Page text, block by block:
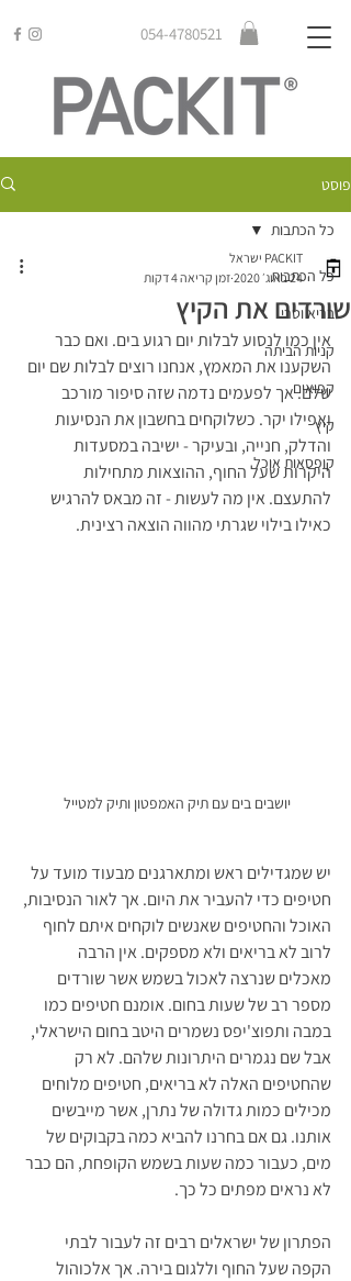
054-4780521
פוסט
כל הכתבות
בריא וטרי
קניות הביתה
קפואים
קיץ
קופסאות אוכל
כל הכתבות
שורדים את הקיץ
PACKIT ישראל
24 באוג׳ 2020
זמן קריאה 4 דקות
אין כמו לנסוע לבלות יום רגוע בים. ואם כבר
השקענו את המאמץ, אנחנו רוצים לבלות שם יום
שלם. אך לפעמים נדמה שזה סיפור מורכב
ואפילו יקר. כשלוקחים בחשבון את הנסיעות
והדלק, חנייה, ובעיקר - ישיבה במסעדות
היקרות שעל החוף, ההוצאות מתחילות
להתעצם. אין מה לעשות - זה מבאס להרגיש
כאילו בילוי שגרתי מהווה הוצאה רצינית.
יושבים בים עם תיק האמפטון ותיק למטייל
יש שמגדילים ראש ומתארגנים מבעוד מועד על
חטיפים כדי להעביר את היום. אך לאור הנסיבות,
האוכל והחטיפים שאנשים לוקחים איתם לחוף
לרוב לא בריאים ולא מספקים. אין הרבה
מאכלים שנרצה לאכול בשמש אשר שורדים
מספר רב של שעות בחום. אומנם חטיפים כמו
במבה ותפוצ'יפס נשמרים היטב בחום הישראלי,
אבל שם נגמרים היתרונות שלהם. לא רק
שהחטיפים האלה לא בריאים, חטיפים מלוחים
מכילים כמות גדולה של נתרן, אשר מייבשים
אותנו. גם אם בחרנו להביא כמה בקבוקים של
מים, כעבור כמה שעות בשמש הקופחת, הם כבר
לא נראים מפתים כל כך.
הפתרון של ישראלים רבים זה לעבור לבתי
הקפה שעל החוף וללגום בירה. אך אלכוהול